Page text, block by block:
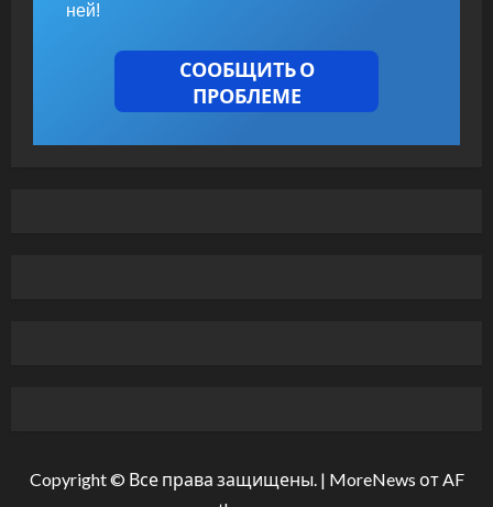
ней!
СООБЩИТЬ О
ПРОБЛЕМЕ
Copyright © Все права защищены. | MoreNews от AF